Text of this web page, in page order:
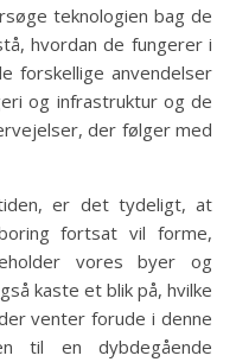
teknologien bag de
hvordan de fungerer i
forskellige anvendelser
og infrastruktur og de
der følger med
er det tydeligt, at
fortsat vil forme,
vores byer og
kaste et blik på, hvilke
venter forude i denne
til en dybdegående